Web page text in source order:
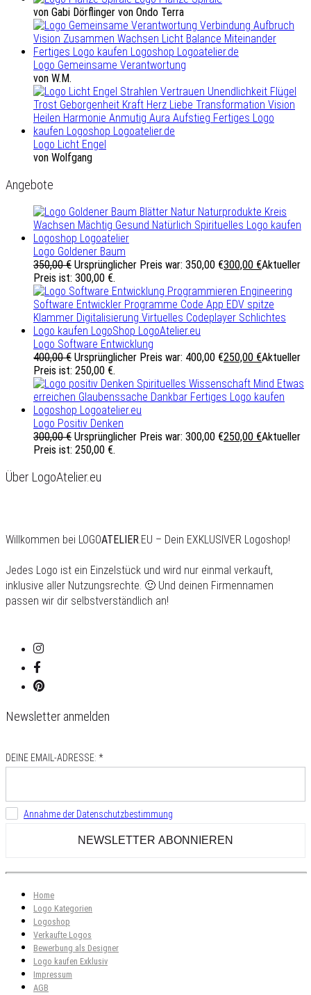
von Gabi Dörflinger von Ondo Terra
Logo Gemeinsame Verantwortung
von W.M.
Logo Licht Engel
von Wolfgang
Angebote
Logo Goldener Baum
350,00€ Ursprünglicher Preis war: 350,00 €300,00 €Aktueller
Preis ist: 300,00 €.
Logo Software Entwicklung
400,00€ Ursprünglicher Preis war: 400,00 €250,00 €Aktueller
Preis ist: 250,00 €.
Logo Positiv Denken
300,00€ Ursprünglicher Preis war: 300,00 €250,00 €Aktueller
Preis ist: 250,00 €.
Über LogoAtelier.eu
Willkommen bei LOGOATELIER.EU – Dein EXKLUSIVER Logoshop!
Jedes Logo ist ein Einzelstück und wird nur einmal verkauft,
inklusive aller Nutzungsrechte. 🙂 Und deinen Firmennamen
passen wir dir selbstverständlich an!
Newsletter anmelden
DEINE EMAIL-ADRESSE: *
Annahme der Datenschutzbestimmung
Home
Logo Kategorien
Logoshop
Verkaufte Logos
Bewerbung als Designer
Logo kaufen Exklusiv
Impressum
AGB